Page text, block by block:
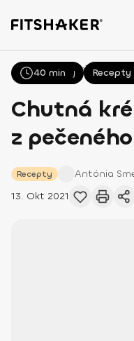
Všetky Recepty
Chutná
z
Recepty Antónia
13. Okt 2021
40 min NaN